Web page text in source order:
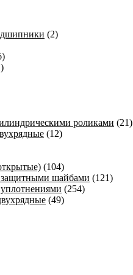
(2)
роликами (21)
(12)
(104)
шайбами (121)
(254)
(49)